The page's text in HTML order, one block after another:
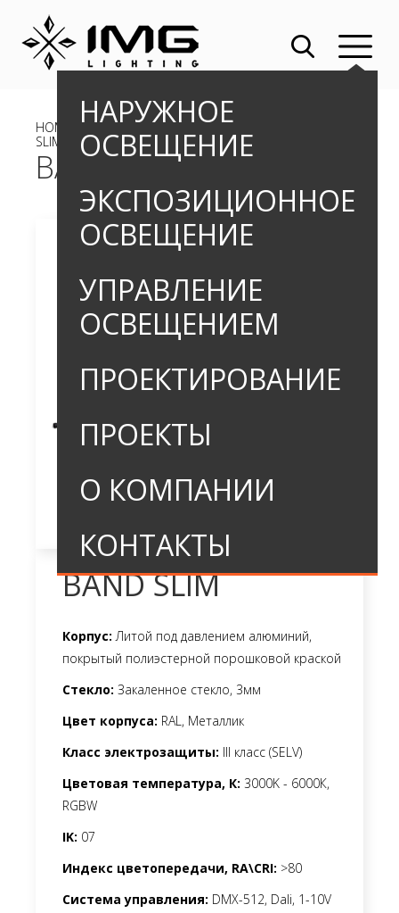
НАРУЖНОЕ
ОСВЕЩЕНИЕ
ЭКСПОЗИЦИОННОЕ
ОСВЕЩЕНИЕ
УПРАВЛЕНИЕ
ОСВЕЩЕНИЕМ
ПРОЕКТИРОВАНИЕ
ПРОЕКТЫ
О КОМПАНИИ
КОНТАКТЫ
HOME » OUTDOOR » ЛИНЕЙНЫЕ СВЕТИЛЬНИКИ
SLIM
BAND SLIM
BAND SLIM
Корпус: Литой под давлением алюминий,
покрытый полиэстерной порошковой краской
Стекло: Закаленное стекло, 3мм
Цвет корпуса: RAL, Металлик
Класс электрозащиты: III класс (SELV)
Цветовая температура, К: 3000K - 6000К,
RGBW
IK: 07
Индекс цветопередачи, RA\CRI: >80
Система управления: DMX-512, Dali, 1-10V